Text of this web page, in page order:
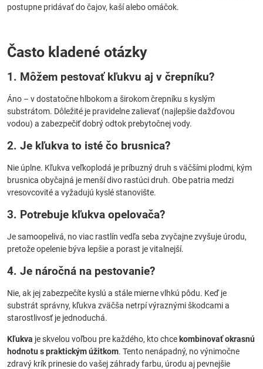
postupne pridávať do čajov, kaší alebo omáčok.
Často kladené otázky
1. Môžem pestovať kľukvu aj v črepníku?
Áno – v dostatočne hlbokom a širokom črepníku s kyslým
substrátom. Dôležité je pravidelne zalievať (najlepšie dažďovou
vodou) a zabezpečiť dobrý odtok prebytočnej vody.
2. Je kľukva to isté čo brusnica?
Nie úplne. Kľukva veľkoplodá je príbuzný druh s väčšími plodmi, kým
brusnica obyčajná je menší divo rastúci druh. Obe patria medzi
vresovcovité a vyžadujú kyslé stanovište.
3. Potrebuje kľukva opelovača?
Je samoopelivá, no viac rastlín vedľa seba zvyčajne zvyšuje úrodu,
pretože opelenie býva lepšie a porast je vitalnejší.
4. Je náročná na pestovanie?
Nie, ak jej zabezpečíte kyslú a stále mierne vlhkú pôdu. Keď je
substrát správny, kľukva zväčša netrpí výraznými škodcami a
starostlivosť je jednoduchá.
Kľukva je skvelou voľbou pre každého, kto chce kombinovať okrasnú
hodnotu s praktickým úžitkom. Tento nenápadný, no výnimočne
zdravý krík prinesie do vašej záhrady farbu, úrodu aj pevnejšie